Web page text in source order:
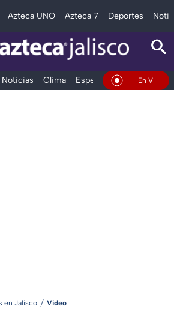
Azteca UNO Azteca 7 Deportes
Noticias Clima Espectáculos Deportes
En Vivo
en Jalisco Video